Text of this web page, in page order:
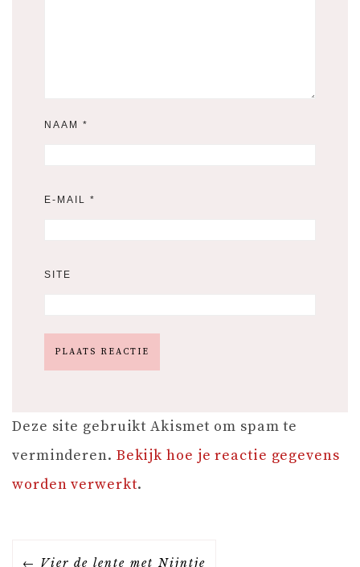
NAAM *
E-MAIL *
SITE
Deze site gebruikt Akismet om spam te
verminderen. Bekijk hoe je reactie gegevens
worden verwerkt.
B Vier de lente met Nijntje